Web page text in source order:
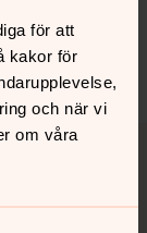
för att
kakor för
och när vi
om våra